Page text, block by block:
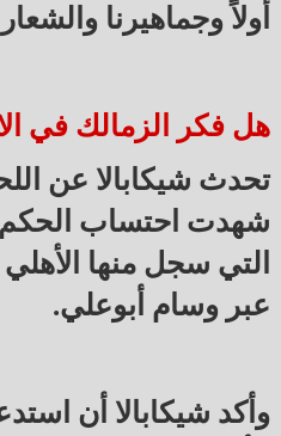
أولاً وجماهيرنا
هل فكر الزمالك في
تحدث شيكابالا عن
شهدت احتساب الحكم
التي سجل منها
عبر وسام أبوعلي.
وأكد شيكابالا أن